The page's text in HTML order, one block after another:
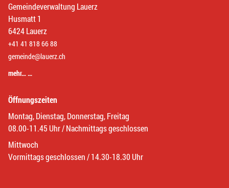
Gemeindeverwaltung Lauerz
Husmatt 1
6424 Lauerz
+41 41 818 66 88
gemeinde@lauerz.ch
mehr… …
Öffnungszeiten
Montag, Dienstag, Donnerstag, Freitag
08.00-11.45 Uhr / Nachmittags geschlossen
Mittwoch
Vormittags geschlossen / 14.30-18.30 Uhr